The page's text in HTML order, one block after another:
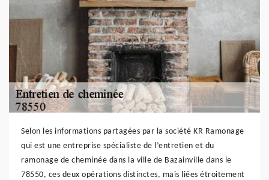
Selon les informations partagées par la société KR Ramonage
qui est une entreprise spécialiste de l’entretien et du
ramonage de cheminée dans la ville de Bazainville dans le
78550, ces deux opérations distinctes, mais liées étroitement